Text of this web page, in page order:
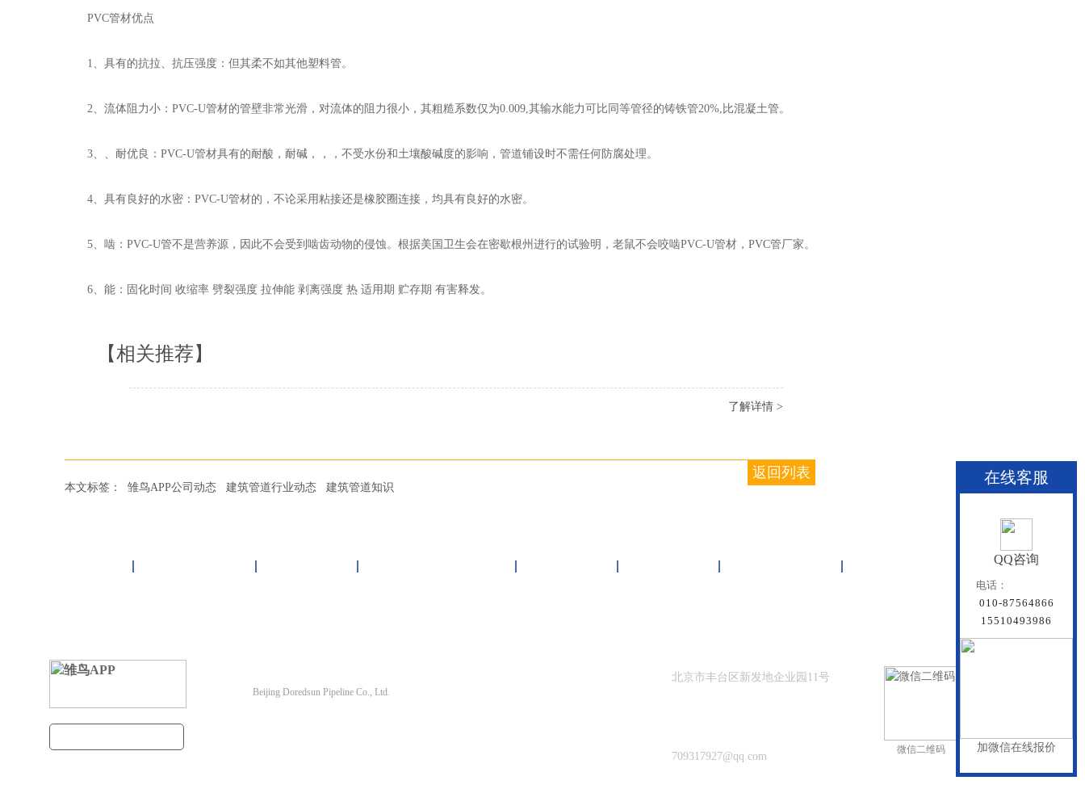
PVC管材优点
1、具有的抗拉、抗压强度：但其柔不如其他塑料管。
2、流体阻力小：PVC-U管材的管壁非常光滑，对流体的阻力很小，其粗糙系数仅为0.009,其输水能力可比同等管径的铸铁管20%,比混凝土管。
3、、耐优良：PVC-U管材具有的耐酸，耐碱，，，不受水份和土壤酸碱度的影响，管道铺设时不需任何防腐处理。
4、具有良好的水密：PVC-U管材的，不论采用粘接还是橡胶圈连接，均具有良好的水密。
5、啮：PVC-U管不是营养源，因此不会受到啮齿动物的侵蚀。根据美国卫生会在密歇根州进行的试验明，老鼠不会咬啮PVC-U管材，PVC管厂家。
6、能：固化时间 收缩率 劈裂强度 拉伸能 剥离强度 热 适用期 贮存期 有害释发。
【相关推荐】
了解详情 >
返回列表
本文标签： 雏鸟APP公司动态 建筑管道行业动态 建筑管道知识
网站地图
Beijing Doredsun Pipeline Co., Ltd.
北京市丰台区新发地企业园11号
709317927@qq.com
微信二维码 手机二维码
在线客服
QQ咨询
电话：
010-87564866
15510493986
加微信在线报价